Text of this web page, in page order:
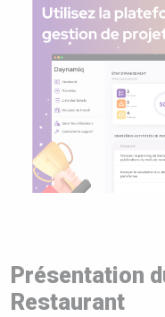
Présentation
Restaurant